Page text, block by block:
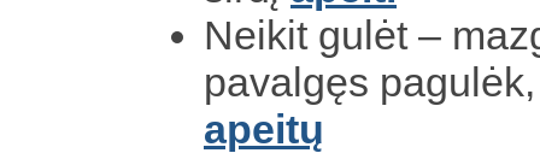
Neikit gulėt –
pavalgęs
apeitų